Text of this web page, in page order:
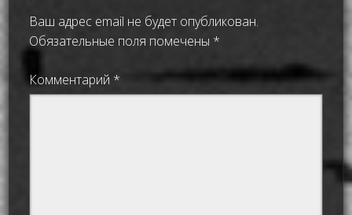
Ваш адрес email не будет опубликован.
Обязательные поля помечены *
Комментарий *